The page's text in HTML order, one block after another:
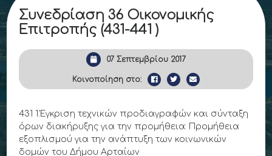
Συνεδρίαση 36 Οικονομικής
Επιτροπής (431-441 )
07 Σεπτεμβρίου 2017
Κοινοποίηση στο:
431 1.Έγκριση τεχνικών προδιαγραφών και σύνταξη
όρων διακήρυξης για την προμήθεια: Προμήθεια
εξοπλισμού για την ανάπτυξη των κοινωνικών
δομών του Δήμου Αρταίων